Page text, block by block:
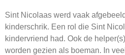
Sint Nicolaas werd vaak
kinderschrik. Een rol die Sint
kindervriend had. Ook de
worden gezien als boeman. In